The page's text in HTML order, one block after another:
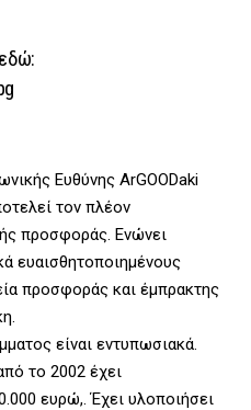
Ευθύνης ArGOODaki
τον πλέον
προσφοράς. Ενώνει
ευαισθητοποιημένους
προσφοράς και έμπρακτης
είναι εντυπωσιακά.
το 2002 έχει
ευρώ,. Έχει υλοποιήσει